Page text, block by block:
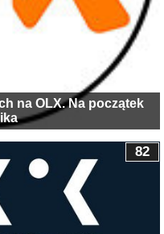
na OLX. Na początek
82